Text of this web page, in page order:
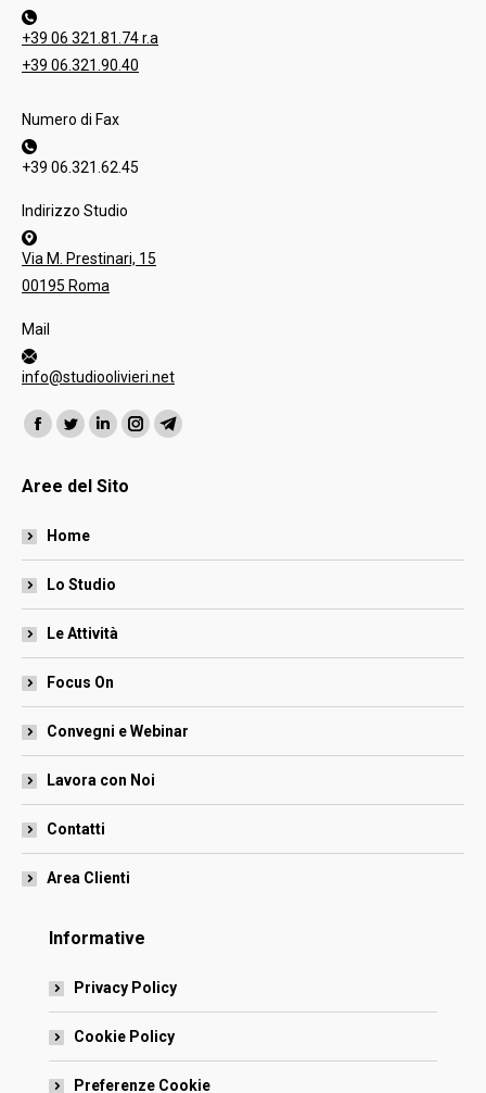
+39 06 321.81.74 r.a
+39 06.321.90.40
Numero di Fax
+39 06.321.62.45
Indirizzo Studio
Via M. Prestinari, 15
00195 Roma
Mail
info@studioolivieri.net
Ci puoi trovare su:
Facebook
opens
new
window
Twitter
opens
window
Linkedin
opens
window
InstagramTelegram
Aree del Sito
Home
Lo Studio
Le Attività
Focus On
Convegni e Webinar
Lavora con Noi
Contatti
Area Clienti
Informative
Privacy Policy
Cookie Policy
Preferenze Cookie